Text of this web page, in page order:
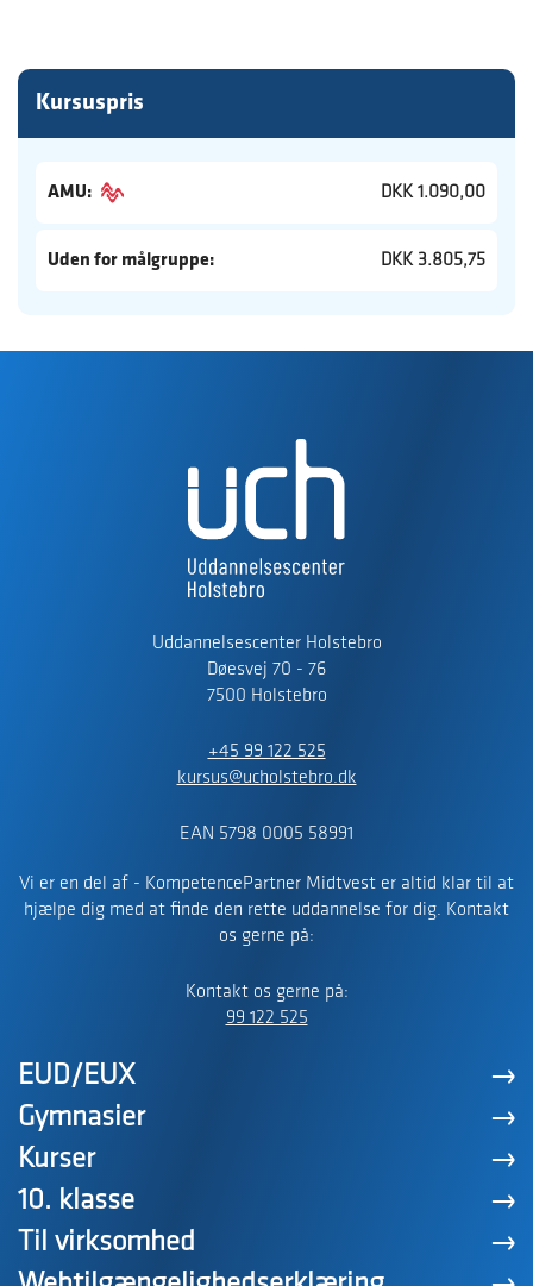
Kursuspris
AMU: DKK 1.090,00
Uden for målgruppe: DKK 3.805,75
Uddannelsescenter Holstebro
Døesvej 70 - 76
7500 Holstebro
+45 99 122 525
kursus@ucholstebro.dk
EAN 5798 0005 58991
Vi er en del af - KompetencePartner Midtvest er altid klar til at
hjælpe dig med at finde den rette uddannelse for dig. Kontakt
os gerne på:
Kontakt os gerne på:
99 122 525
EUD/EUX
Gymnasier
Kurser
10. klasse
Til virksomhed